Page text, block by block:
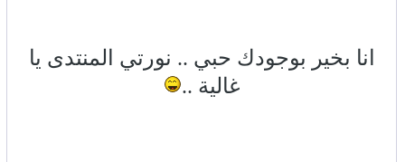
انا بخير بوجودك حبي .. نورتي المنتدى يا
غالية ..